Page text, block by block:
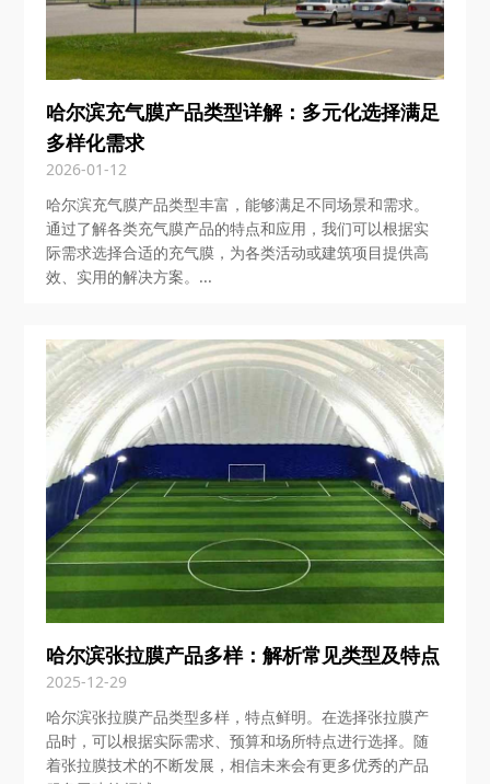
哈尔滨充气膜产品类型详解：多元化选择满足
多样化需求
2026-01-12
哈尔滨充气膜产品类型丰富，能够满足不同场景和需求。
通过了解各类充气膜产品的特点和应用，我们可以根据实
际需求选择合适的充气膜，为各类活动或建筑项目提供高
效、实用的解决方案。...
哈尔滨张拉膜产品多样：解析常见类型及特点
2025-12-29
哈尔滨张拉膜产品类型多样，特点鲜明。在选择张拉膜产
品时，可以根据实际需求、预算和场所特点进行选择。随
着张拉膜技术的不断发展，相信未来会有更多优秀的产品